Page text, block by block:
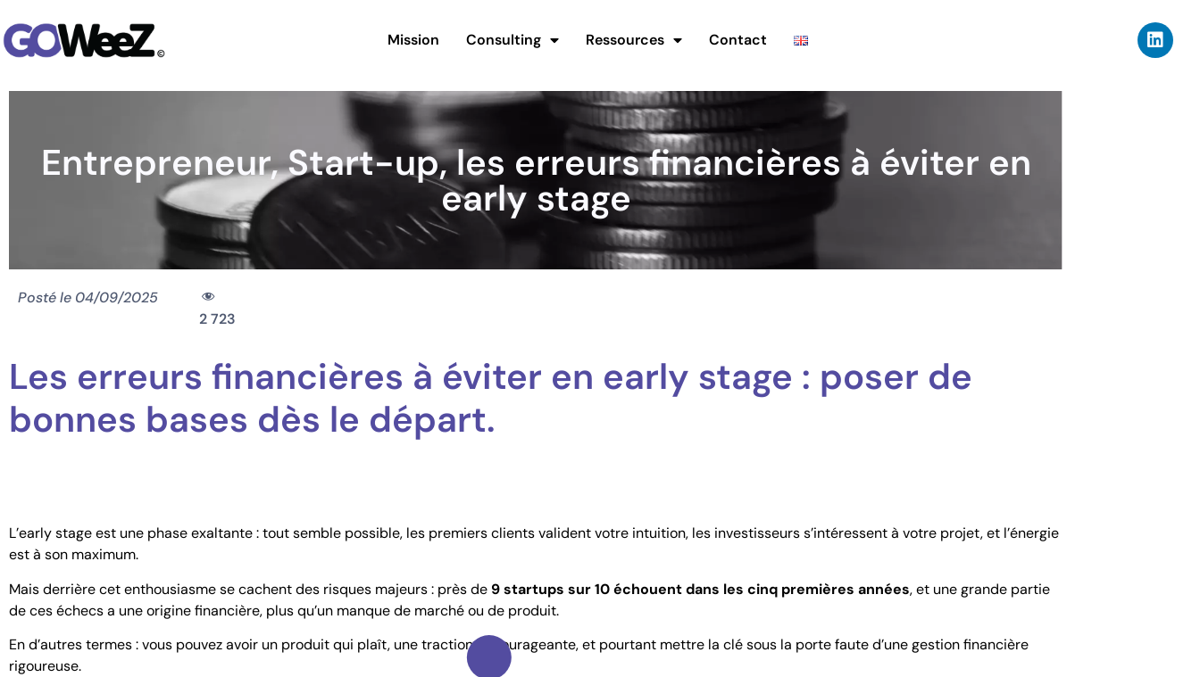
Mission Consulting Ressources Contact
Entrepreneur, Start-up, les erreurs financières à éviter en
early stage
Posté le 04/09/2025
2 723
Les erreurs financières à éviter en early stage : poser de
bonnes bases dès le départ.
L’early stage est une phase exaltante : tout semble possible, les premiers clients valident votre intuition, les investisseurs s’intéressent à votre projet, et l’énergie
est à son maximum.
Mais derrière cet enthousiasme se cachent des risques majeurs : près de 9 startups sur 10 échouent dans les cinq premières années, et une grande partie
de ces échecs a une origine financière, plus qu’un manque de marché ou de produit.
En d’autres termes : vous pouvez avoir un produit qui plaît, une traction encourageante, et pourtant mettre la clé sous la porte faute d’une gestion financière
rigoureuse.